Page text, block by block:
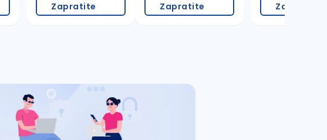
Zapratite Zapratite Zapratite